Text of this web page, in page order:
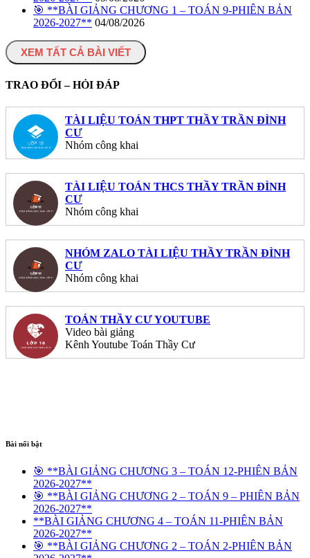
🎯 **BÀI GIẢNG CHƯƠNG 1 – TOÁN 9-PHIÊN BẢN
2026-2027** 04/08/2026
XEM TẤT CẢ BÀI VIẾT
TRAO ĐỔI – HỎI ĐÁP
TÀI LIỆU TOÁN THPT THẦY TRẦN ĐÌNH
CƯ
Nhóm công khai
TÀI LIỆU TOÁN THCS THẦY TRẦN ĐÌNH
CƯ
Nhóm công khai
NHÓM ZALO TÀI LIỆU THẦY TRẦN ĐÌNH
CƯ
Nhóm công khai
TOÁN THẦY CƯ YOUTUBE
Video bài giảng
Kênh Youtube Toán Thầy Cư
Bài nổi bật
🎯 **BÀI GIẢNG CHƯƠNG 3 – TOÁN 12-PHIÊN BẢN
2026-2027**
🎯 **BÀI GIẢNG CHƯƠNG 2 – TOÁN 9 – PHIÊN BẢN
2026-2027**
**BÀI GIẢNG CHƯƠNG 4 – TOÁN 11-PHIÊN BẢN
2026-2027**
🎯 **BÀI GIẢNG CHƯƠNG 2 – TOÁN 2-PHIÊN BẢN